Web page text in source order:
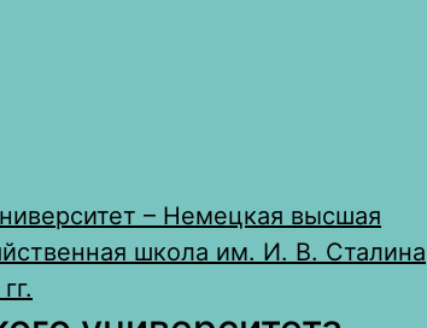
– Немецкая высшая
школа им. И. В. Сталина